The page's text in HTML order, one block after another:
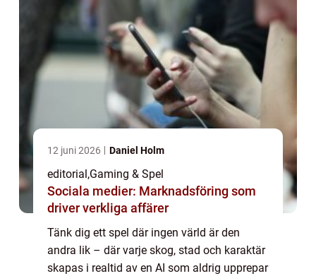
12 juni 2026 Daniel Holm
editorial ,Gaming & Spel
Sociala medier: Marknadsföring som
driver verkliga affärer
Tänk dig ett spel där ingen värld är den
andra lik – där varje skog, stad och karaktär
skapas i realtid av en AI som aldrig upprepar